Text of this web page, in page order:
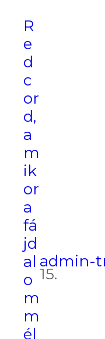
R
e
d
c
or
d,
a
m
ik
or
a
fá
jd
al
o
m
m
él
admin-
15.